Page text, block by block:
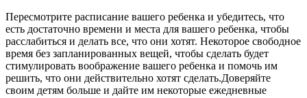
Пересмотрите расписание вашего ребенка и убедитесь, что
есть достаточно времени и места для вашего ребенка, чтобы
расслабиться и делать все, что они хотят. Некоторое свободное
время без запланированных вещей, чтобы сделать будет
стимулировать воображение вашего ребенка и помочь им
решить, что они действительно хотят сделать.Доверяйте
своим детям больше и дайте им некоторые ежедневные